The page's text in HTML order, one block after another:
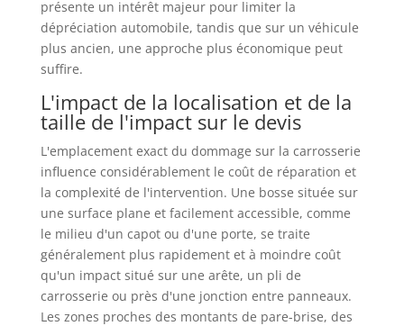
présente un intérêt majeur pour limiter la
dépréciation automobile, tandis que sur un véhicule
plus ancien, une approche plus économique peut
suffire.
L'impact de la localisation et de la
taille de l'impact sur le devis
L'emplacement exact du dommage sur la carrosserie
influence considérablement le coût de réparation et
la complexité de l'intervention. Une bosse située sur
une surface plane et facilement accessible, comme
le milieu d'un capot ou d'une porte, se traite
généralement plus rapidement et à moindre coût
qu'un impact situé sur une arête, un pli de
carrosserie ou près d'une jonction entre panneaux.
Les zones proches des montants de pare-brise, des